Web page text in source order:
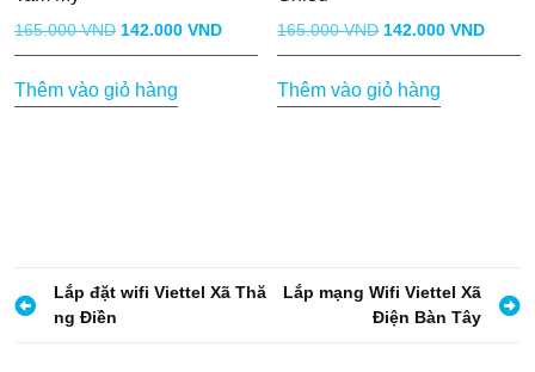
165.000VND Giá
gốc
là:
142.000 VNDGiá
hiện
Thêm vào giỏ hàng
165.000VND Giá
gốc
là:
142.000VNDGiá
hiện
Thêm vào giỏ hàng
Đ
Lắp đặt wifi Viettel Xã Thă
ng Điền
Lắp mạng Wifi Viettel Xã
Điện Bàn Tây